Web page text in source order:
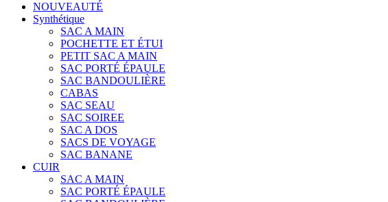
NOUVEAUTÉ
Synthétique
SAC A MAIN
POCHETTE ET ÉTUI
PETIT SAC A MAIN
SAC PORTÉ ÉPAULE
SAC BANDOULIÈRE
CABAS
SAC SEAU
SAC SOIREE
SAC A DOS
SACS DE VOYAGE
SAC BANANE
CUIR
SAC A MAIN
SAC PORTÉ ÉPAULE